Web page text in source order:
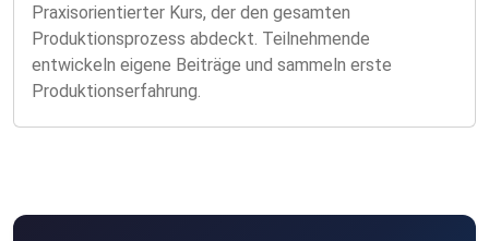
Praxisorientierter Kurs, der den gesamten
Produktionsprozess abdeckt. Teilnehmende
entwickeln eigene Beiträge und sammeln erste
Produktionserfahrung.